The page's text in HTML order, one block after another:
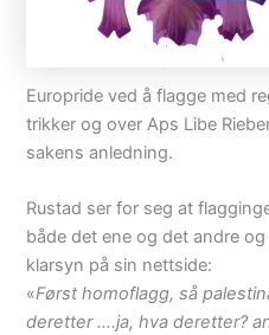
Europride ved å flagge med
trikker og over Aps Libe
sakens anledning.
Rustad ser for seg at
både det ene og det andre
klarsyn på sin nettside:
«Først homoflagg, så
deretter ….ja, hva deretter?